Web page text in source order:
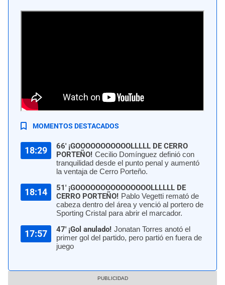
Sporting Cristal perdió 2-0 con Cerro Porteño por la fecha 6 del grupo F de
la Copa Libertadores 2026. | Foto: AFP
MOMENTOS DESTACADOS
18:29
66' ¡GOOOOOOOOOOOLLLLL DE CERRO
PORTEÑO! Cecilio Domínguez definió con
tranquilidad desde el punto penal y aumentó
la ventaja de Cerro Porteño.
18:14
51' ¡GOOOOOOOOOOOOOOOLLLLLL DE
CERRO PORTEÑO! Pablo Vegetti remató de
cabeza dentro del área y venció al portero de
Sporting Cristal para abrir el marcador.
17:57 47' ¡Gol anulado! Jonatan Torres anotó el
primer gol del partido, pero partió en fuera de
juego